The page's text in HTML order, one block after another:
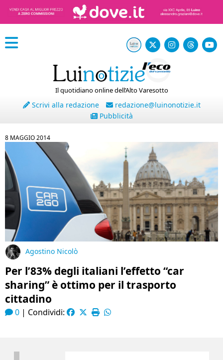
Il quotidiano online dell’Alto Varesotto
Scrivi alla redazione
redazione@luinonotizie.it
Pubblicità
8 MAGGIO 2014
Agostino Nicolò
Per l’83% degli italiani l’effetto “car
sharing” è ottimo per il trasporto
cittadino
0 | Condividi: